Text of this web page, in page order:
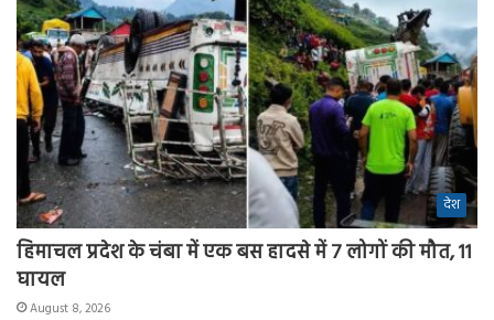
देश
हिमाचल प्रदेश के चंबा में एक बस हादसे में 7 लोगों की मौत, 11
घायल
August 8, 2026